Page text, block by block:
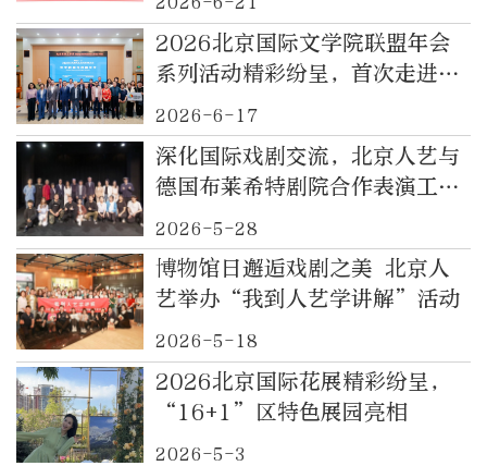
2026北京国际文学院联盟年会
系列活动精彩纷呈，首次走进北
京高校交流
2026-6-17
深化国际戏剧交流，北京人艺与
德国布莱希特剧院合作表演工作
坊
2026-5-28
博物馆日邂逅戏剧之美 北京人
艺举办“我到人艺学讲解”活动
2026-5-18
2026北京国际花展精彩纷呈，
“16+1”区特色展园亮相
2026-5-3